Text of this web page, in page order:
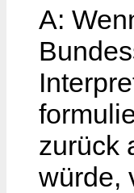
A:
zurück
würde,